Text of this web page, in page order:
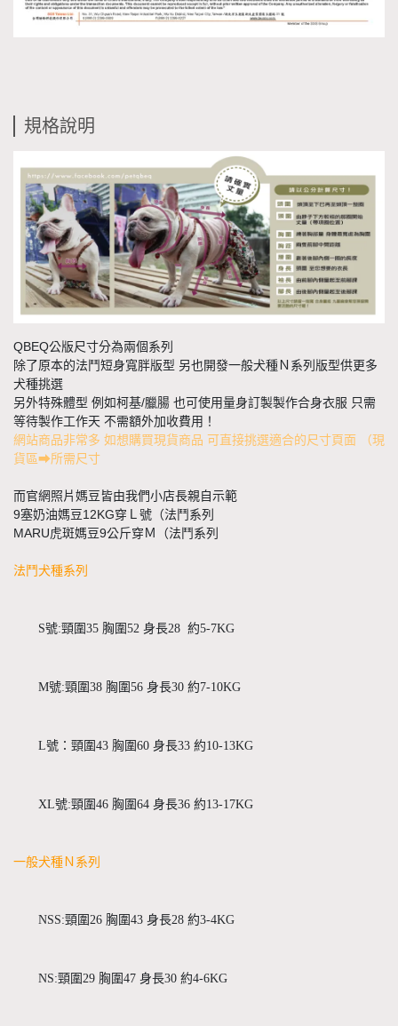
規格說明
QBEQ公版尺寸分為兩個系列
除了原本的法鬥短身寬胖版型 另也開發一般犬種Ｎ系列版型供更多
犬種挑選
另外特殊體型 例如柯基/臘腸 也可使用量身訂製製作合身衣服 只需
等待製作工作天 不需額外加收費用！
網站商品非常多 如想購買現貨商品 可直接挑選適合的尺寸頁面 （現
貨區➡所需尺寸
而官網照片媽豆皆由我們小店長親自示範
9塞奶油媽豆12KG穿Ｌ號（法鬥系列
MARU虎斑媽豆9公斤穿Ｍ（法鬥系列
法鬥犬種系列
S號:頸圍35 胸圍52 身長28  約5-7KG
M號:頸圍38 胸圍56 身長30 約7-10KG
L號：頸圍43 胸圍60 身長33 約10-13KG
XL號:頸圍46 胸圍64 身長36 約13-17KG
一般犬種Ｎ系列
NSS:頸圍26 胸圍43 身長28 約3-4KG
NS:頸圍29 胸圍47 身長30 約4-6KG